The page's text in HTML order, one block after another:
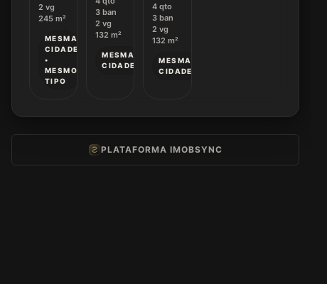
2 vg
245 m²
MESMA
CIDADE
•
MESMO
TIPO
3 ban
2 vg
132 m²
MESMA
CIDADE
4 qto
3 ban
2 vg
132 m²
MESMA
CIDADE
PLATAFORMA IMOBSYNC